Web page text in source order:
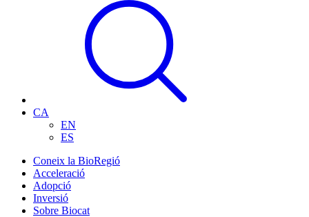
CA
EN
ES
Coneix la BioRegió
Acceleració
Adopció
Inversió
Sobre Biocat